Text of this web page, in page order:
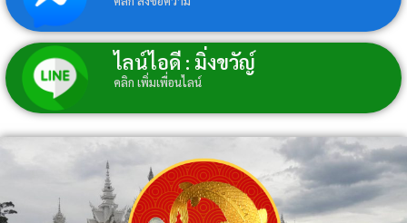
ไลน์ไอดี : มิ่งขวัญ์
คลิก เพิ่มเพื่อนไลน์